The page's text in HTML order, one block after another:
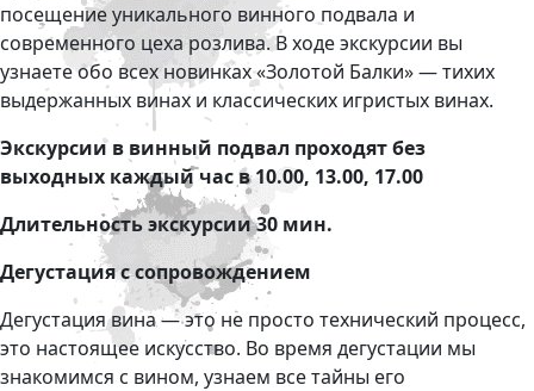
посещение уникального винного подвала и
современного цеха розлива. В ходе экскурсии вы
узнаете обо всех новинках «Золотой Балки» — тихих
выдержанных винах и классических игристых винах.
Экскурсии в винный подвал проходят без
выходных каждый час в 10.00, 13.00, 17.00
Длительность экскурсии 30 мин.
Дегустация с сопровождением
Дегустация вина — это не просто технический процесс,
это настоящее искусство. Во время дегустации мы
знакомимся с вином, узнаем все тайны его